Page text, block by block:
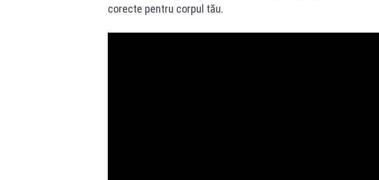
corecte pentru corpul tău.